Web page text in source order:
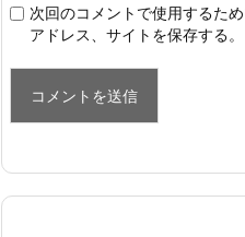
次回のコメントで使用するた
アドレス、サイトを保存する。